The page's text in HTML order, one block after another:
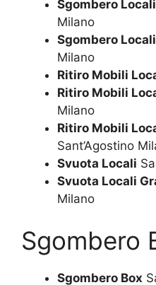
Sgombero
Milano
Sgombero
Milano
Ritiro Mobili
Ritiro Mobili
Milano
Ritiro Mobili
Sant’Agostino
Svuota Locali
Svuota Locali
Milano
Sgombero
Sgombero Box